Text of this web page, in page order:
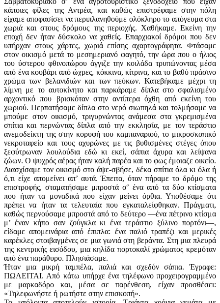
κάποιες φίλες της Αντρέα, και καθώς επιστρέφαμε στην πόλη
είχαμε αποφασίσει να περιπλανηθούμε ολόκληρο το απόγευμα στα
χωριά και στους δρόμους της περιοχής. Χαθήκαμε. Εκείνη την
εποχή δεν ήταν δύσκολο να χαθείς. Επαρχιακοί δρόμοι που δεν
υπήρχαν στους χάρτες, χωριά επίσης αχαρτογράφητα. Φτάσαμε
στον οικισμό μετά το μεσημεριανό φαγητό, την ώρα που ο ήλιος
του ύστερου φθινοπώρου άγγιζε την κοιλάδα τρυπώνοντας μέσα
από ένα κουβάρι από ώχρες, κόκκινα, κίτρινα, και το βαθύ πράσινο
χρώμα των βελανιδιών και των πεύκων. Κατεβήκαμε μέχρι τη
λίμνη με το αυτοκίνητο και παρκάραμε δίπλα στο σφαλισμένο
αρχοντικό που βρισκόταν στην αντίπερα όχθη από εκείνη του
χωριού. Περπατήσαμε δίπλα στο νερό σιωπηλά και τολμήσαμε να
μπούμε στον οικισμό, τριγυρνώντας ανάμεσα στα γκρεμισμένα
σπίτια και περνώντας δίπλα από την εκκλησία, με τον τεράστιο
ανεμοδείκτη της στην κορυφή του καμπαναριού, το μικροσκοπικό
νεκροταφείο και τους αχυρώνες με τις βυθισμένες στέγες όπου
ξεφύτρωναν λουλούδια εδώ κι εκεί, σάπια άχυρα και λείψανα
ζώων. Ο ψυχρός αέρας ήταν καλή παρέα και το φως έμοιαζε οικείο.
Διασχίσαμε τον οικισμό στο άψε-σβήσε, δέκα σπίτια όλα κι όλα ή
ό,τι είχε απομείνει απ’ αυτά. Έπειτα, όταν πήραμε το δρόμο της
επιστροφής, σταματήσαμε μπροστά σ’ ένα από τα δύο κτίσματα
που ήταν τα μοναδικά που είχαν μείνει όρθια. Υποθέσαμε ότι
πρέπει να ήταν τα τελευταία που εγκαταλείφθηκαν. Πράγματι,
καθώς περνούσαμε μπροστά από το δεύτερο —ένα πέτρινο κτίσμα
μ’ έναν κήπο σαν ζούγκλα κι ένα τεράστιο ξύλινο πορτόνι—,
είδαμε απομεινάρια από έπιπλα: ένα παλιό τραπέζι και μερικές
καρέκλες στοιβαγμένες σε μια γωνιά στη βεράντα. Στη μια πλευρά
της κεντρικής εισόδου, μια κηλίδα πορτοκαλί χρώματος κρεμόταν
από ένα παράθυρο. Πλησιάσαμε.
Ήταν μια μικρή ταμπέλα, παλιά και σχεδόν σάπια. Έγραφε:
ΠΩΛΕΙΤΑΙ. Από κάτω υπήρχε ένα τηλέφωνο προχειρογραμμένο
με μαρκαδόρο και, μέσα σε παρένθεση, είχαν προσθέσει:
«Τηλεφωνήστε ή ρωτήστε στην επισκοπή».